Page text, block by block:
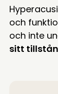
och
och inte
sitt